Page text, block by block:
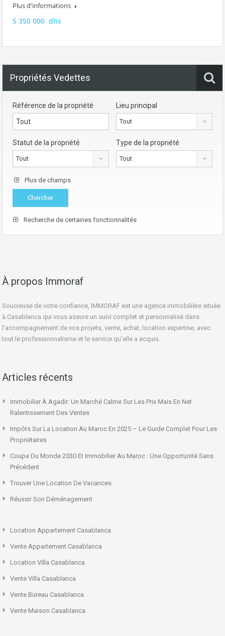
Plus d'informations
5 350 000 dhs
Propriétés Vedettes
Référence de la propriété Lieu principal
Tout
Statut de la propriété
Tout
Type de la propriété
Tout
Plus de champs
Recherche de certaines fonctionnalités
À propos Immoraf
Soucieuse de votre confiance, IMMORAF est une agence immobilière située
à Casablanca qui vous assure un suivi complet et personnalisé dans
l’accompagnement de vos projets, vente, achat, location expertise, avec
tout le professionnalisme et le service qu’elle a acquis.
Articles récents
Immobilier À Agadir: Un Marché Calme Sur Les Prix Mais En Net
Ralentissement Des Ventes
Impôts Sur La Location Au Maroc En 2025 – Le Guide Complet Pour Les
Propriétaires
Coupe Du Monde 2030 Et Immobilier Au Maroc : Une Opportunité Sans
Précédent
Trouver Une Location De Vacances
Réussir Son Déménagement
Location Appartement Casablanca
Vente Appartement Casablanca
Location Villa Casablanca
Vente Villa Casablanca
Vente Bureau Casablanca
Vente Maison Casablanca